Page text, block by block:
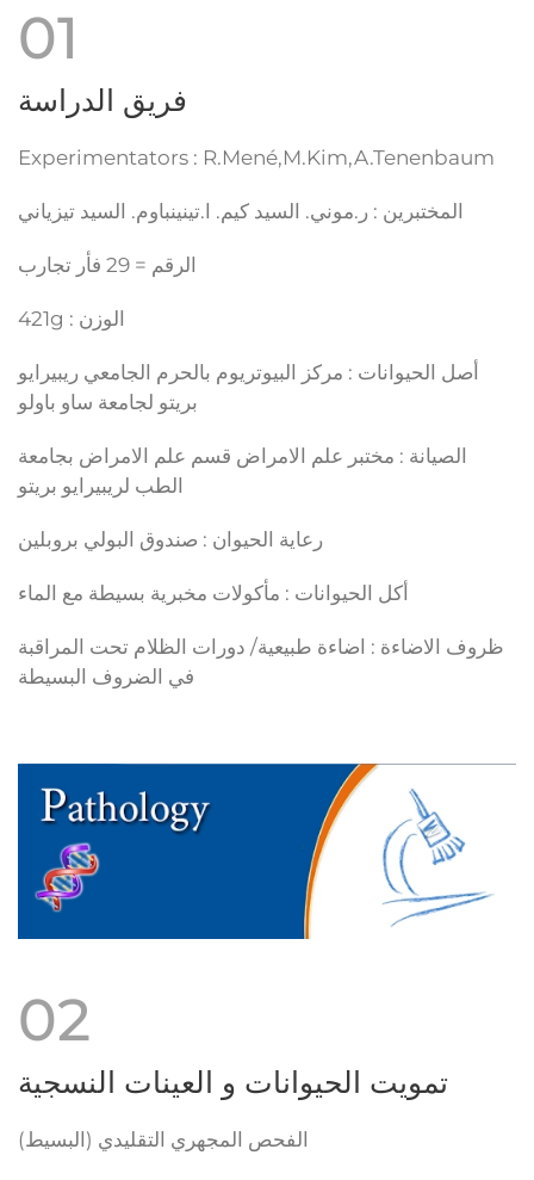
01
فريق الدراسة
Experimentators : R.Mené,M.Kim,A.Tenenbaum
المختبرين : ر.موني. السيد كيم. ا.تينينباوم. السيد تيزياني
الرقم = 29 فأر تجارب
الوزن : 421g
أصل الحيوانات : مركز البيوتريوم بالحرم الجامعي ريبيرايو
بريتو لجامعة ساو باولو
الصيانة : مختبر علم الامراض قسم علم الامراض بجامعة
الطب لريبيرايو بريتو
رعاية الحيوان : صندوق البولي بروبلين
أكل الحيوانات : مأكولات مخبرية بسيطة مع الماء
ظروف الاضاءة : اضاءة طبيعية/ دورات الظلام تحت المراقبة
في الضروف البسيطة
02
تمويت الحيوانات و العينات النسجية
الفحص المجهري التقليدي (البسيط)